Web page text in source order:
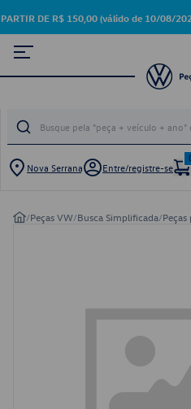
DE R$ 150,00 (válido de 10/08/
Nova Serrana Entre/registre-se
/Peças VW/Busca Simplificada/